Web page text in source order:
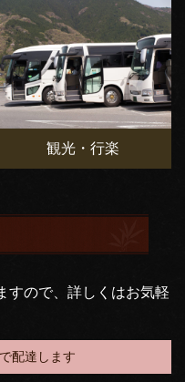
観光・行楽
すので、詳しくはお気軽
配達します